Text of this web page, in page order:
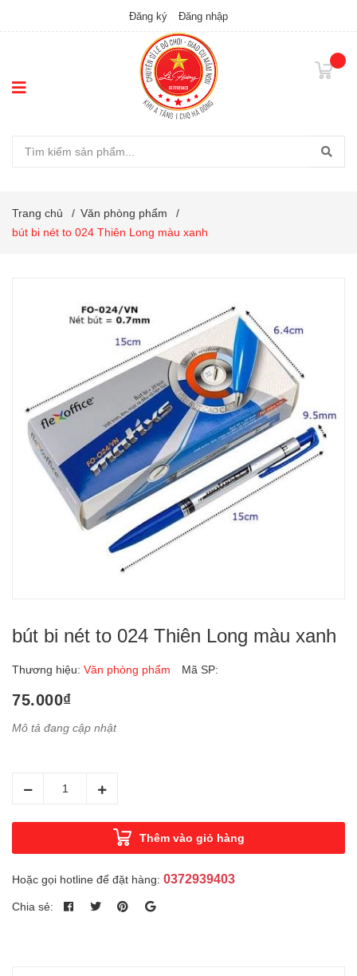
Đăng ký Đăng nhập
Trang chủ / Văn phòng phẩm
/
bút bi nét to 024 Thiên Long màu xanh
bút bi nét to 024 Thiên Long màu xanh
Thương hiệu: Văn phòng phẩm Mã SP:
75.000₫
Mô tả đang cập nhật
Thêm vào giỏ hàng
Hoặc gọi hotline để đặt hàng: 0372939403
Chia sẻ: